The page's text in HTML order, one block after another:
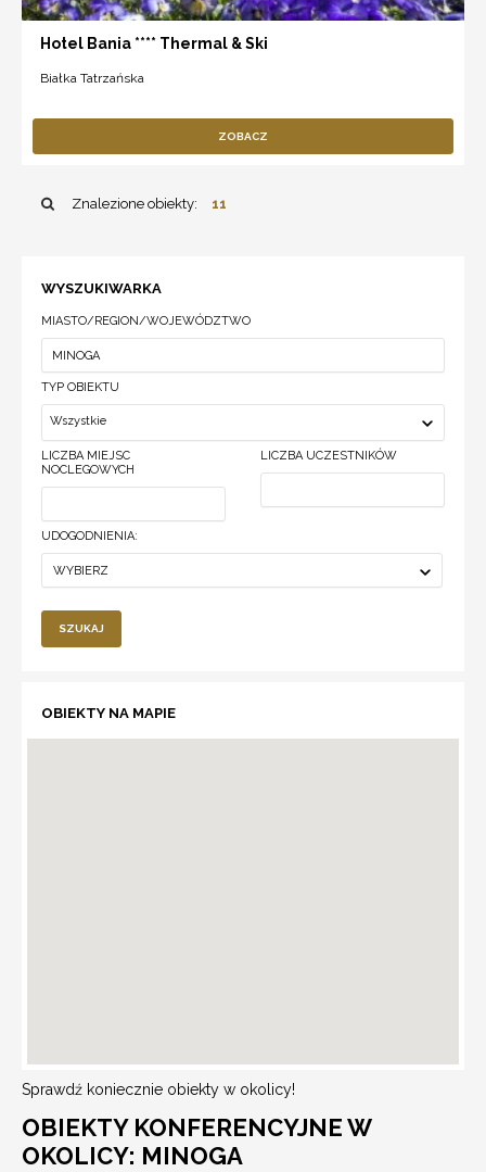
Hotel Bania **** Thermal & Ski
Białka Tatrzańska
ZOBACZ
Znalezione obiekty: 11
WYSZUKIWARKA
MIASTO/REGION/WOJEWÓDZTWO
TYP OBIEKTU
Wszystkie
LICZBA MIEJSC
NOCLEGOWYCH
LICZBA UCZESTNIKÓW
UDOGODNIENIA:
WYBIERZ
SZUKAJ
OBIEKTY NA MAPIE
Sprawdź koniecznie obiekty w okolicy!
OBIEKTY KONFERENCYJNE W
OKOLICY: MINOGA